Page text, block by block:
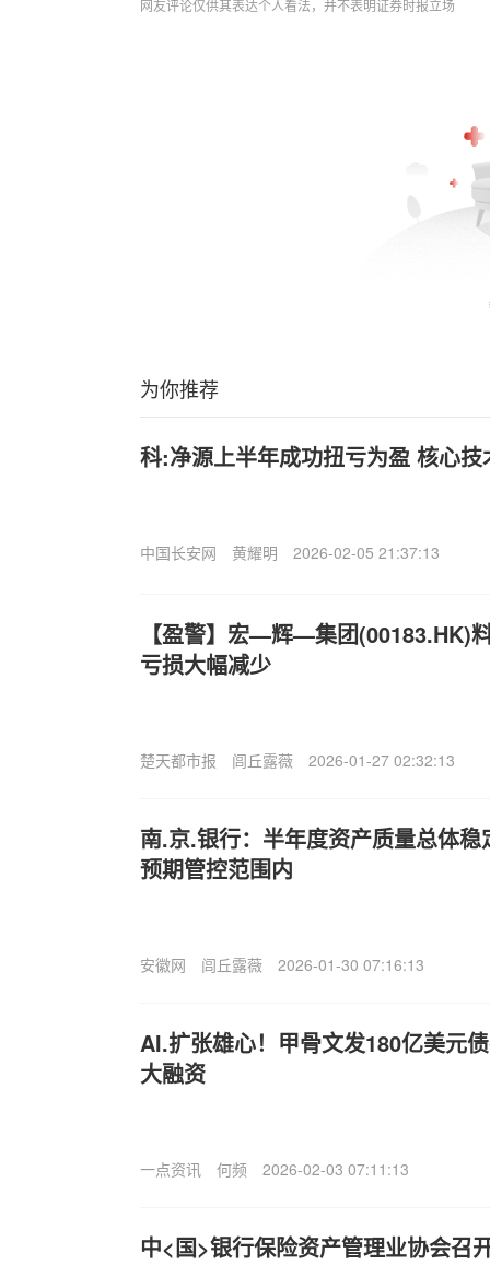
网友评论仅供其表达个人看法，并不表明证券时报立场
为你推荐
科:净源上半年成功扭亏为盈 核心
中国长安网 黄耀明 2026-02-05 21:37:13
【盈警】宏—辉—集团(00183.HK)
亏损大幅减少
楚天都市报 闾丘露薇 2026-01-27 02:32:13
南.京.银行：半年度资产质量总体
预期管控范围内
安徽网 闾丘露薇 2026-01-30 07:16:13
AI.扩张雄心！甲骨文发180亿美元
大融资
一点资讯 何频 2026-02-03 07:11:13
中<国>银行保险资产管理业协会召